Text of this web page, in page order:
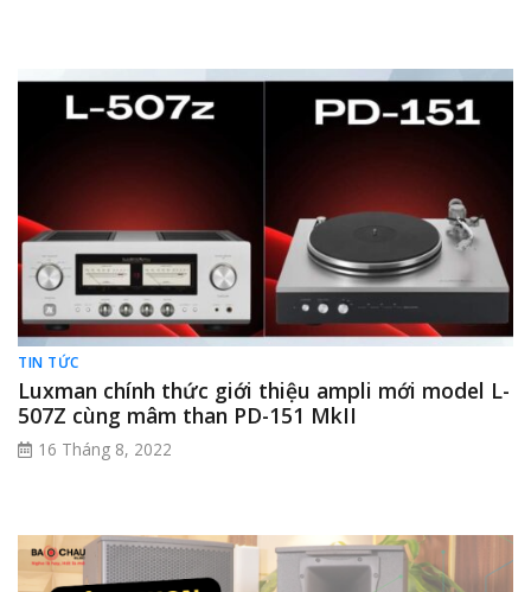
TIN TỨC
Luxman chính thức giới thiệu ampli mới model L-
507Z cùng mâm than PD-151 MkII
16 Tháng 8, 2022